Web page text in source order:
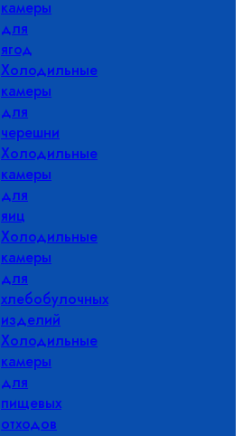
камеры
для
ягод
Холодильные
камеры
для
черешни
Холодильные
камеры
для
яиц
Холодильные
камеры
для
хлебобулочных
изделий
Холодильные
камеры
для
пищевых
отходов